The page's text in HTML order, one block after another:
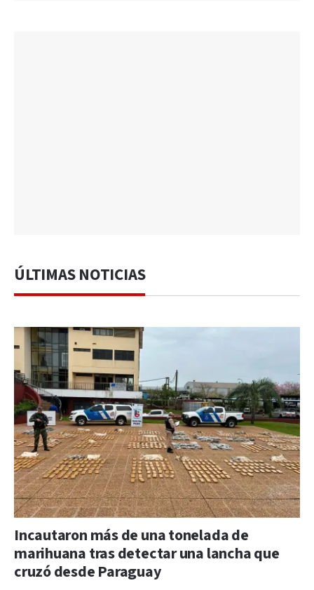
ÚLTIMAS NOTICIAS
Incautaron más de una tonelada de
marihuana tras detectar una lancha que
cruzó desde Paraguay